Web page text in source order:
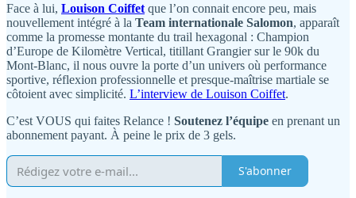
Face à lui, Louison Coiffet que l’on connait encore peu, mais
nouvellement intégré à la Team internationale Salomon, apparaît
comme la promesse montante du trail hexagonal : Champion
d’Europe de Kilomètre Vertical, titillant Grangier sur le 90k du
Mont-Blanc, il nous ouvre la porte d’un univers où performance
sportive, réflexion professionnelle et presque-maîtrise martiale se
côtoient avec simplicité. L’interview de Louison Coiffet.
C’est VOUS qui faites Relance ! Soutenez l’équipe en prenant un
abonnement payant. À peine le prix de 3 gels.
S'abonner